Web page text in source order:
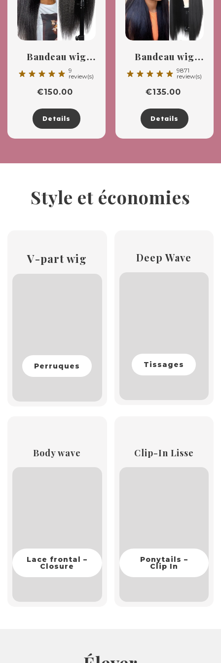
Bandeau wig
Kinky straight
star_rate star_rate star_rate star_rate star_rate 9
review(s)
€150.00
Details
Bandeau wig
lisse
star_rate star_rate star_rate star_rate star_rate 9871
review(s)
€135.00
Details
Style et économies
V-part wig
Perruques
Deep Wave
Tissages
Body wave
Lace frontal –
Closure
Clip-In Lisse
Ponytails –
Clip In